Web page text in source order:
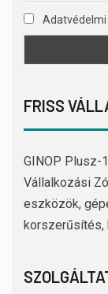
FRISS
GINOP Plusz-
Vállalkozási
eszközök,
korszerűsítés,